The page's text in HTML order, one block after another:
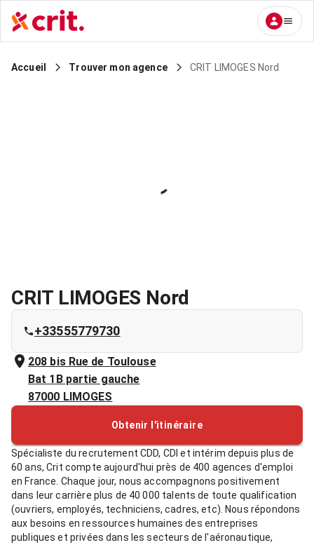
Accueil Trouver mon agence CRIT LIMOGES Nord
CRIT LIMOGES Nord
+33555779730
208 bis Rue de Toulouse
Bat 1B partie gauche
87000 LIMOGES
Obtenir l'itinéraire
Spécialiste du recrutement CDD, CDI et intérim depuis plus de
60 ans, Crit compte aujourd'hui près de 400 agences d'emploi
en France. Chaque jour, nous accompagnons positivement
dans leur carrière plus de 40 000 talents de toute qualification
(ouvriers, employés, techniciens, cadres, etc). Nous répondons
aux besoins en ressources humaines des entreprises
publiques et privées dans les secteurs de l'aéronautique,